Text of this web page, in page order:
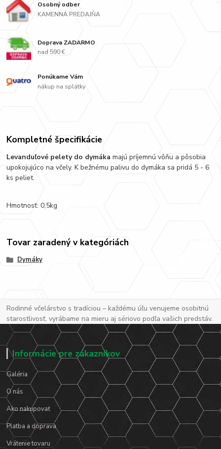
Osobný odber
KAMENNÁ PREDAJŇA
Doprava ZADARMO
nad 590 €
Ponúkame Vám
nákup na splátky
Kompletné špecifikácie
Levanduľové pelety do dymáka majú príjemnú vôňu a pôsobia
upokojujúco na včely. K bežnému palivu do dymáka sa pridá 5 - 6
ks peliet.
Hmotnosť: 0,5kg
Tovar zaradený v kategóriách
Dymáky
Rodinné včelárstvo s tradíciou – každému úľu venujeme osobitnú
starostlivosť, vyrábame na mieru aj sériovo podľa vašich predstáv.
Informácie pre zákazníkov
Galéria
O nás
Ako nakupovať
Platba a doprava
Vrátenie tovaru